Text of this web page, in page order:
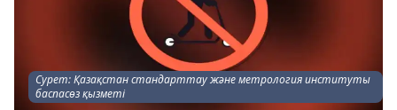
Сурет: Қазақстан стандарттау және метрология институты
баспасөз қызметі